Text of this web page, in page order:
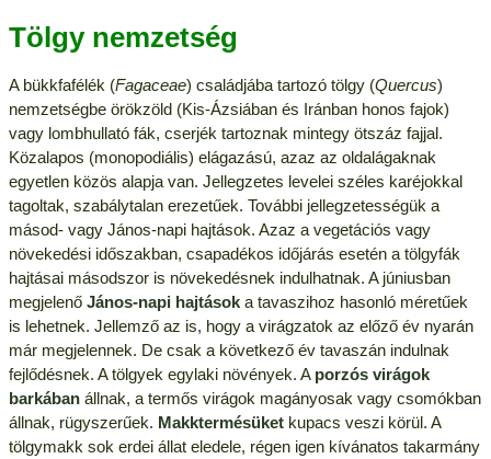
Tölgy nemzetség
A bükkfafélék (Fagaceae) családjába tartozó tölgy (Quercus)
nemzetségbe örökzöld (Kis-Ázsiában és Iránban honos fajok)
vagy lombhullató fák, cserjék tartoznak mintegy ötszáz fajjal.
Közalapos (monopodiális) elágazású, azaz az oldalágaknak
egyetlen közös alapja van. Jellegzetes levelei széles karéjokkal
tagoltak, szabálytalan erezetűek. További jellegzetességük a
másod- vagy János-napi hajtások. Azaz a vegetációs vagy
növekedési időszakban, csapadékos időjárás esetén a tölgyfák
hajtásai másodszor is növekedésnek indulhatnak. A júniusban
megjelenő János-napi hajtásoka tavaszihoz hasonló méretűek
is lehetnek. Jellemző az is, hogy a virágzatok az előző év nyarán
már megjelennek. De csak a következő év tavaszán indulnak
fejlődésnek. A tölgyek egylaki növények. A porzós virágok
barkábanállnak, a termős virágok magányosak vagy csomókban
állnak, rügyszerűek. Makktermésüketkupacs veszi körül. A
tölgymakk sok erdei állat eledele, régen igen kívánatos takarmány